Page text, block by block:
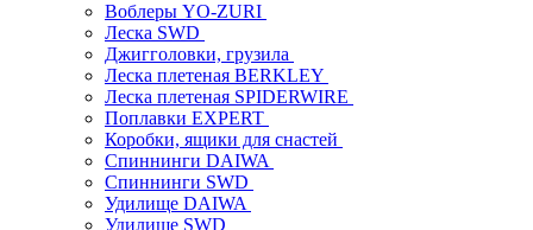
Воблеры YO-ZURI
Леска SWD
Джигголовки, грузила
Леска плетеная BERKLEY
Леска плетеная SPIDERWIRE
Поплавки EXPERT
Коробки, ящики для снастей
Спиннинги DAIWA
Спиннинги SWD
Удилище DAIWA
Удилище SWD